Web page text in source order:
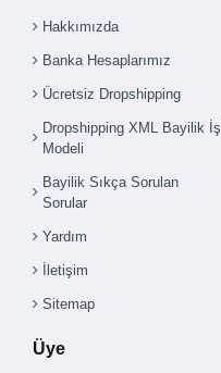
Hakkımızda
Banka Hesaplarımız
Ücretsiz Dropshipping
Dropshipping XML Bayilik İş
Modeli
Bayilik Sıkça Sorulan
Sorular
Yardım
İletişim
Sitemap
Üye